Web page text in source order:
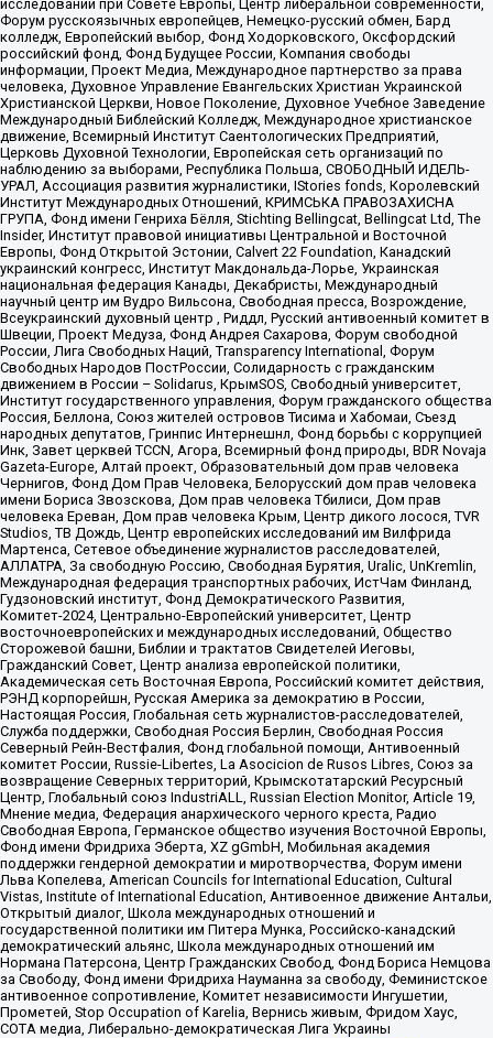
исследований при Совете Европы, Центр либеральной современности,
Форум русскоязычных европейцев, Немецко-русский обмен, Бард
колледж, Европейский выбор, Фонд Ходорковского, Оксфордский
российский фонд, Фонд Будущее России, Компания свободы
информации, Проект Медиа, Международное партнерство за права
человека, Духовное Управление Евангельских Христиан Украинской
Христианской Церкви, Новое Поколение, Духовное Учебное Заведение
Международный Библейский Колледж, Международное христианское
движение, Всемирный Институт Саентологических Предприятий,
Церковь Духовной Технологии, Европейская сеть организаций по
наблюдению за выборами, Республика Польша, СВОБОДНЫЙ ИДЕЛЬ-
УРАЛ, Ассоциация развития журналистики, IStories fonds, Королевский
Институт Международных Отношений, КРИМСЬКА ПРАВОЗАХИСНА
ГРУПА, Фонд имени Генриха Бёлля, Stichting Bellingcat, Bellingcat Ltd, The
Insider, Институт правовой инициативы Центральной и Восточной
Европы, Фонд Открытой Эстонии, Calvert 22 Foundation, Канадский
украинский конгресс, Институт Макдональда-Лорье, Украинская
национальная федерация Канады, Декабристы, Международный
научный центр им Вудро Вильсона, Свободная пресса, Возрождение,
Всеукраинский духовный центр , Риддл, Русский антивоенный комитет в
Швеции, Проект Медуза, Фонд Андрея Сахарова, Форум свободной
России, Лига Свободных Наций, Transparеncy International, Форум
Свободных Народов ПостРоссии, Солидарность с гражданским
движением в России – Solidarus, КрымSOS, Свободный университет,
Институт государственного управления, Форум гражданского общества
Россия, Беллона, Союз жителей островов Тисима и Хабомаи, Съезд
народных депутатов, Гринпис Интернешнл, Фонд борьбы с коррупцией
Инк, Завет церквей TCCN, Агора, Всемирный фонд природы, BDR Novaja
Gazeta-Europe, Алтай проект, Образовательный дом прав человека
Чернигов, Фонд Дом Прав Человека, Белорусский дом прав человека
имени Бориса Звозскова, Дом прав человека Тбилиси, Дом прав
человека Ереван, Дом прав человека Крым, Центр дикого лосося, TVR
Studios, ТВ Дождь, Центр европейских исследований им Вилфрида
Мартенса, Сетевое объединение журналистов расследователей,
АЛЛАТРА, За свободную Россию, Свободная Бурятия, Uralic, UnKremlin,
Международная федерация транспортных рабочих, ИстЧам Финланд,
Гудзоновский институт, Фонд Демократического Развития,
Комитет-2024, Центрально-Европейский университет, Центр
восточноевропейских и международных исследований, Общество
Сторожевой башни, Библии и трактатов Свидетелей Иеговы,
Гражданский Совет, Центр анализа европейской политики,
Академическая сеть Восточная Европа, Российский комитет действия,
РЭНД корпорейшн, Русская Америка за демократию в России,
Настоящая Россия, Глобальная сеть журналистов-расследователей,
Служба поддержки, Свободная Россия Берлин, Свободная Россия
Северный Рейн-Вестфалия, Фонд глобальной помощи, Антивоенный
комитет России, Russie-Libertes, La Asocicion de Rusos Libres, Союз за
возвращение Северных территорий, Крымскотатарский Ресурсный
Центр, Глобальный союз IndustriALL, Russian Election Monitor, Article 19,
Мнение медиа, Федерация анархического черного креста, Радио
Свободная Европа, Германское общество изучения Восточной Европы,
Фонд имени Фридриха Эберта, XZ gGmbH, Мобильная академия
поддержки гендерной демократии и миротворчества, Форум имени
Льва Копелева, American Councils for International Education, Cultural
Vistas, Institute of International Education, Антивоенное движение Антальи,
Открытый диалог, Школа международных отношений и
государственной политики им Питера Мунка, Российско-канадский
демократический альянс, Школа международных отношений им
Нормана Патерсона, Центр Гражданских Свобод, Фонд Бориса Немцова
за Свободу, Фонд имени Фридриха Науманна за свободу, Феминистское
антивоенное сопротивление, Комитет независимости Ингушетии,
Прометей, Stop Occupation of Karelia, Вернись живым, Фридом Хаус,
СОТА медиа, Либерально-демократическая Лига Украины